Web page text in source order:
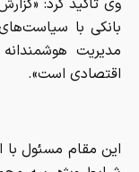
شرایط ویژه، سه
سمت تولید به
تخصیص
ایجاد اختلال در